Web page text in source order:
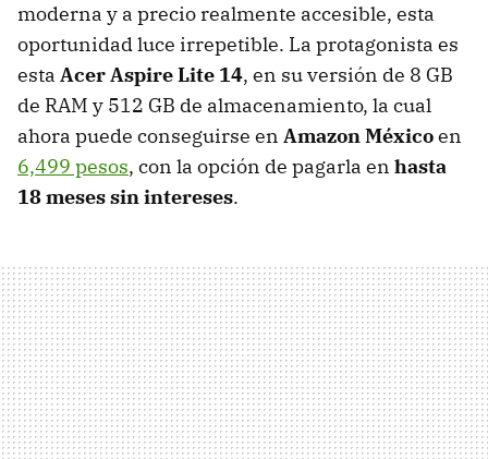
moderna y a precio realmente accesible, esta
oportunidad luce irrepetible. La protagonista es
esta Acer Aspire Lite 14, en su versión de 8 GB
de RAM y 512 GB de almacenamiento, la cual
ahora puede conseguirse en Amazon Méxicoen
6,499 pesos, con la opción de pagarla en hasta
18 meses sin intereses.